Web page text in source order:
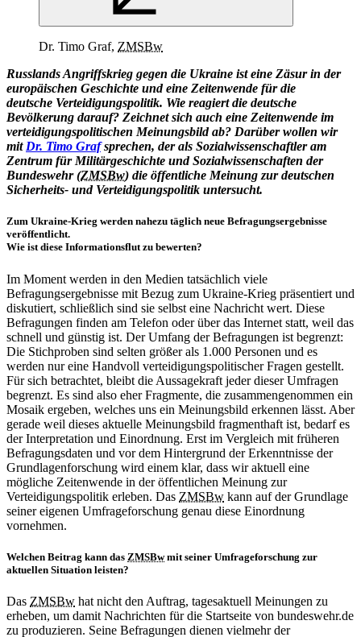
Dr. Timo Graf, ZMSBw
Russlands Angriffskrieg gegen die Ukraine ist eine Zäsurin der
europäischen Geschichte und eine Zeitenwende für die
deutsche Verteidigungspolitik. Wie reagiert die deutsche
Bevölkerung darauf? Zeichnet sich auch eine Zeitenwende im
verteidigungspolitischen Meinungsbild ab? Darüber wollen wir
mit Dr. Timo Grafsprechen, derals Sozialwissenschaftler am
Zentrum für Militärgeschichte und Sozialwissenschaften der
Bundeswehr (ZMSBw) die öffentliche Meinung zur deutschen
Sicherheits- und Verteidigungspolitik untersucht.
Zum Ukraine-Krieg werden nahezu täglich neue Befragungsergebnisse
veröffentlicht.
Wie ist diese Informationsflut zu bewerten?
Im Moment werden in den Medien tatsächlich viele
Befragungsergebnisse mit Bezug zum Ukraine-Krieg präsentiert und
diskutiert, schließlich sind sie selbst eine Nachricht wert. Diese
Befragungen finden am Telefon oder über das Internet statt, weil das
schnell und günstig ist. Der Umfang der Befragungen ist begrenzt:
Die Stichproben sind selten größer als 1.000 Personen und es
werden nur eine Handvoll verteidigungspolitischer Fragen gestellt.
Für sich betrachtet, bleibt die Aussagekraft jeder dieser Umfragen
begrenzt. Es sind also eher Fragmente, die zusammengenommen ein
Mosaik ergeben, welches uns ein Meinungsbild erkennen lässt. Aber
gerade weil dieses aktuelle Meinungsbild fragmenthaft ist, bedarf es
der Interpretation und Einordnung. Erst im Vergleich mit früheren
Befragungsdaten und vor dem Hintergrund der Erkenntnisse der
Grundlagenforschung wird einem klar, dass wir aktuell eine
mögliche Zeitenwende in der öffentlichen Meinung zur
Verteidigungspolitik erleben. Das ZMSBw kann auf der Grundlage
seiner eigenen Umfrageforschung genau diese Einordnung
vornehmen.
Welchen Beitrag kann das ZMSBwmit seiner Umfrageforschung zur
aktuellen Situation leisten?
Das ZMSBw hat nicht den Auftrag, tagesaktuell Meinungen zu
erheben, um damit Nachrichten für die Startseite von bundeswehr.de
zu produzieren. Seine Befragungen dienen vielmehr der